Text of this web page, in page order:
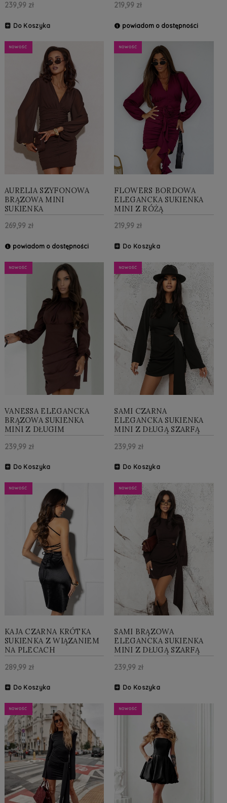
239,99 zł
Do Koszyka
219,99 zł
powiadom o dostępności
AURELIA SZYFONOWA
BRĄZOWA MINI
SUKIENKA
269,99 zł
powiadom o dostępności
NOWOŚĆ
FLOWERS BORDOWA
ELEGANCKA SUKIENKA
MINI Z RÓŻĄ
219,99 zł
Do Koszyka
NOWOŚĆ
VANESSA ELEGANCKA
BRĄZOWA SUKIENKA
MINI Z DŁUGIM
RĘKAWEM
239,99 zł
Do Koszyka
NOWOŚĆ
SAMI CZARNA
ELEGANCKA SUKIENKA
MINI Z DŁUGĄ SZARFĄ
239,99 zł
Do Koszyka
NOWOŚĆ
KAJA CZARNA KRÓTKA
SUKIENKA Z WIĄZANIEM
NA PLECACH
289,99 zł
Do Koszyka
NOWOŚĆ
SAMI BRĄZOWA
ELEGANCKA SUKIENKA
MINI Z DŁUGĄ SZARFĄ
239,99 zł
Do Koszyka
NOWOŚĆ
NOWOŚĆ NOWOŚĆ